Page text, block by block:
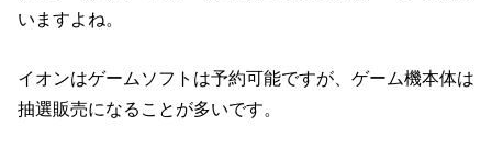
いますよね。
イオンはゲームソフトは予約可能ですが、ゲーム機本体は
抽選販売になることが多いです。